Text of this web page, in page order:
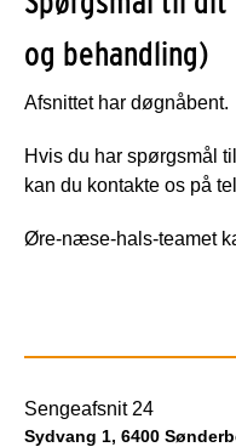
og behandling)
Afsnittet har døgnåbent.
Hvis du har spørgsmål
kan du kontakte os på
Øre-næse-hals-teamet
Sengeafsnit 24
Sydvang 1, 6400